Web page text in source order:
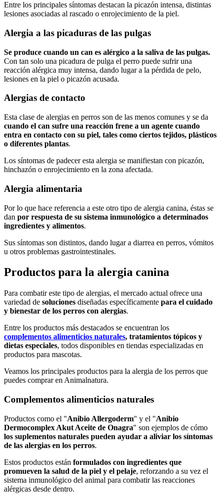
Entre los principales síntomas destacan la picazón intensa, distintas
lesiones asociadas al rascado o enrojecimiento de la piel.
Alergia a las picaduras de las pulgas
Se produce cuando un can es alérgico a la saliva de las pulgas.
Con tan solo una picadura de pulga el perro puede sufrir una
reacción alérgica muy intensa, dando lugar a la pérdida de pelo,
lesiones en la piel o picazón acusada.
Alergias de contacto
Esta clase de alergias en perros son de las menos comunes y se da
cuando el can sufre una reacción frene a un agente cuando
entra en contacto con su piel, tales como ciertos tejidos, plásticos
o diferentes plantas.
Los síntomas de padecer esta alergia se manifiestan con picazón,
hinchazón o enrojecimiento en la zona afectada.
Alergia alimentaria
Por lo que hace referencia a este otro tipo de alergia canina, éstas se
dan por respuesta de su sistema inmunológico a determinados
ingredientes y alimentos.
Sus síntomas son distintos, dando lugar a diarrea en perros, vómitos
u otros problemas gastrointestinales.
Productos para la alergia canina
Para combatir este tipo de alergias, el mercado actual ofrece una
variedad de soluciones diseñadas específicamente para el cuidado
y bienestar de los perros con alergias.
Entre los productos más destacados se encuentran los
complementos alimenticios naturales, tratamientos tópicos y
dietas especiales, todos disponibles en tiendas especializadas en
productos para mascotas.
Veamos los principales productos para la alergia de los perros que
puedes comprar en Animalnatura.
Complementos alimenticios naturales
Productos como el "Anibio Allergoderm" y el "Anibio
Dermocomplex Akut Aceite de Onagra" son ejemplos de cómo
los suplementos naturales pueden ayudar a aliviar los síntomas
de las alergias en los perros.
Estos productos están formulados con ingredientes que
promueven la salud de la piel y el pelaje, reforzando a su vez el
sistema inmunológico del animal para combatir las reacciones
alérgicas desde dentro.